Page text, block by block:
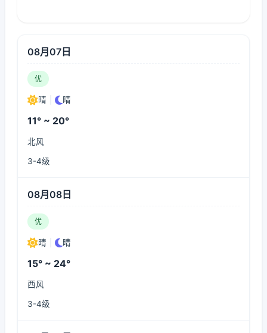
08月07日
优
晴 晴
11° ~ 20°
北风
3-4级
08月08日
优
晴 晴
15° ~ 24°
西风
3-4级